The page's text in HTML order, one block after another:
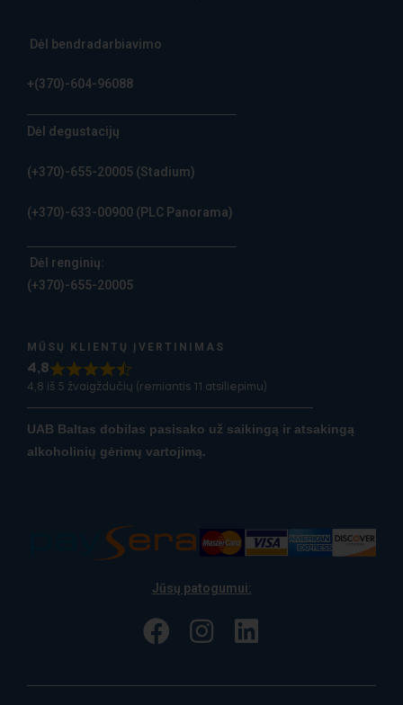
Dėl bendradarbiavimo
+(370)-604-96088
Dėl degustacijų
(+370)-655-20005 (Stadium)
(+370)-633-00900 (PLC Panorama)
Dėl renginių:
(+370)-655-20005
MŪSŲ KLIENTŲ ĮVERTINIMAS
4,8
4,8 iš 5 žvaigždučių (remiantis 11 atsiliepimu)
UAB Baltas dobilas pasisako už saikingą ir atsakingą
alkoholinių gėrimų vartojimą.
Jūsų patogumui: